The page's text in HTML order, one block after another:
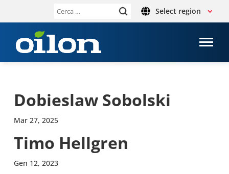
Ricerca Select region
Dobie­slaw Sobol­ski
Mar 27, 2025
Timo Hell­gren
Gen 12, 2023